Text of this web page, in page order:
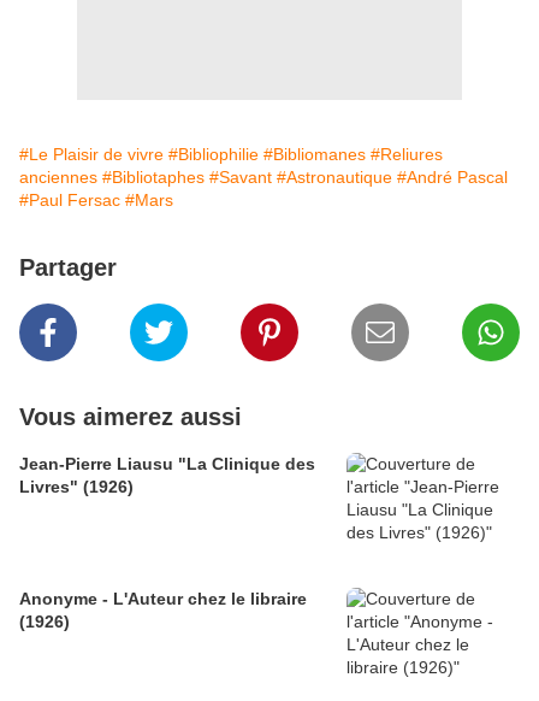
#Le Plaisir de vivre #Bibliophilie #Bibliomanes #Reliures
anciennes #Bibliotaphes #Savant #Astronautique #André Pascal
#Paul Fersac #Mars
Partager
Vous aimerez aussi
Jean-Pierre Liausu "La Clinique des
Livres" (1926)
Anonyme - L'Auteur chez le libraire
(1926)